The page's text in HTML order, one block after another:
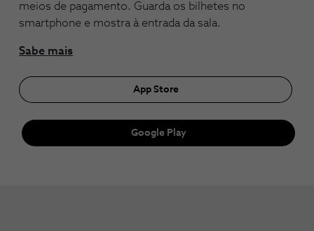
meios de pagamento. Guarda os bilhetes no
smartphone e mostra à entrada da sala.
Sabe mais
App Store
Google Play